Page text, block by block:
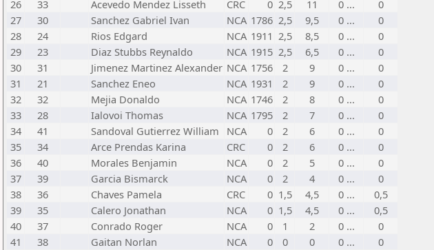
26
33 Acevedo Mendez Lisseth CRC 0 2,5 11 0 ...
0
27
30 Sanchez Gabriel Ivan NCA 1786 2,5 9,5 0 ...
0
28
24 Rios Edgard NCA 1911 2,5 8,5 0 ...
0
29
23 Diaz Stubbs Reynaldo NCA 1915 2,5 6,5 0 ...
0
30
31 Jimenez Martinez Alexander NCA 1756 2 9 0 ...
0
31
21 Sanchez Eneo NCA 1931 2 9 0 ...
0
32
32 Mejia Donaldo NCA 1746 2 8 0 ...
0
33
28 Ialovoi Thomas NCA 1795 2 7 0 ...
0
34
41 Sandoval Gutierrez William NCA 0 2 6 0 ...
0
35
34 Arce Prendas Karina CRC 0 2 6 0 ...
0
36
40 Morales Benjamin NCA 0 2 5 0 ...
0
37
39 Garcia Bismarck NCA 0 2 4 0 ...
0
38
36 Chaves Pamela CRC 0 1,5 4,5 0 ...
0,5
39
35 Calero Jonathan NCA 0 1,5 4,5 0 ...
0,5
40
37 Conrado Roger NCA 0 1 2 0 ...
0
41
38 Gaitan Norlan NCA 0 0 0 0 ... 0